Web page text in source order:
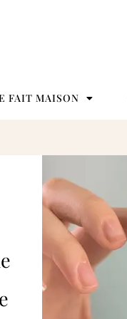
FAIT MAISON